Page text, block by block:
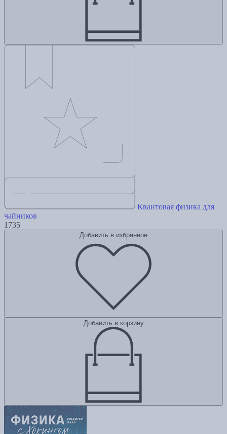
Квантовая физика для
чайников
1735
Добавить в избранное
Добавить в корзину